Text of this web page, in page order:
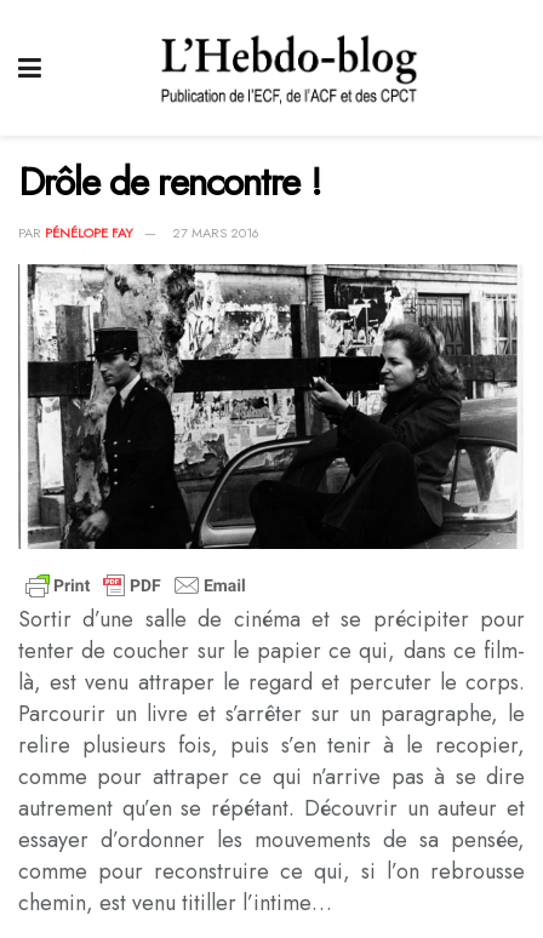
Drôle de rencontre !
PAR PÉNÉLOPE FAY 27 MARS 2016
Sortir d’une salle de cinéma et se précipiter pour
tenter de coucher sur le papier ce qui, dans ce film-
là, est venu attraper le regard et percuter le corps.
Parcourir un livre et s’arrêter sur un paragraphe, le
relire plusieurs fois, puis s’en tenir à le recopier,
comme pour attraper ce qui n’arrive pas à se dire
autrement qu’en se répétant. Découvrir un auteur et
essayer d’ordonner les mouvements de sa pensée,
comme pour reconstruire ce qui, si l’on rebrousse
chemin, est venu titiller l’intime…